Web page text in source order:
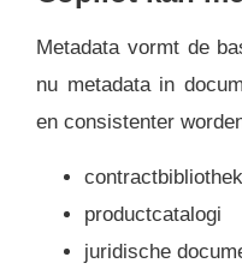
Metadata vormt de
nu metadata in
en consistenter
productcatalogi
juridische